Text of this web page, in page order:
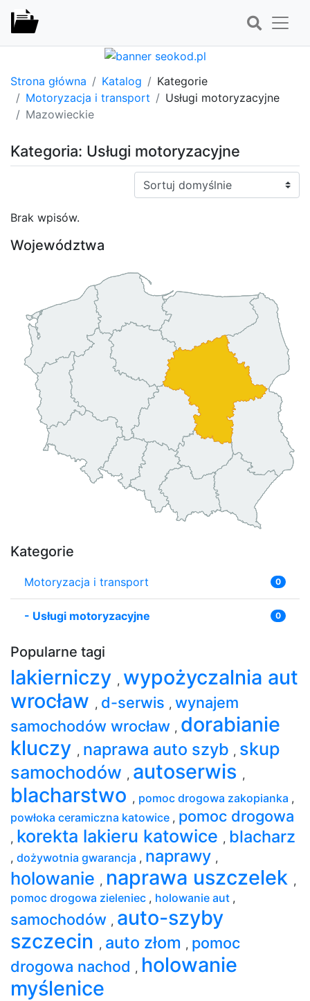
Strona główna Katalog
Kategorie
Motoryzacja i transport
Usługi motoryzacyjne
Mazowieckie
Kategoria: Usługi motoryzacyjne
Sortuj:
Brak wpisów.
Województwa
Kategorie
Motoryzacja i transport 0
- Usługi motoryzacyjne 0
Popularne tagi
lakierniczy , wypożyczalnia aut
wrocław , d-serwis , wynajem
samochodów wrocław , dorabianie
kluczy , naprawa auto szyb , skup
samochodów , autoserwis ,
blacharstwo , pomoc drogowa zakopianka ,
powłoka ceramiczna katowice , pomoc drogowa
, korekta lakieru katowice , blacharz
, dożywotnia gwarancja , naprawy ,
holowanie , naprawa uszczelek ,
pomoc drogowa zieleniec , holowanie aut ,
samochodów , auto-szyby
szczecin , auto złom , pomoc
drogowa nachod , holowanie
myślenice